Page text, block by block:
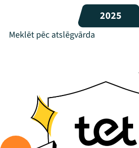
Mana
Festivāls
Arhīvs
Jaunumi
2025